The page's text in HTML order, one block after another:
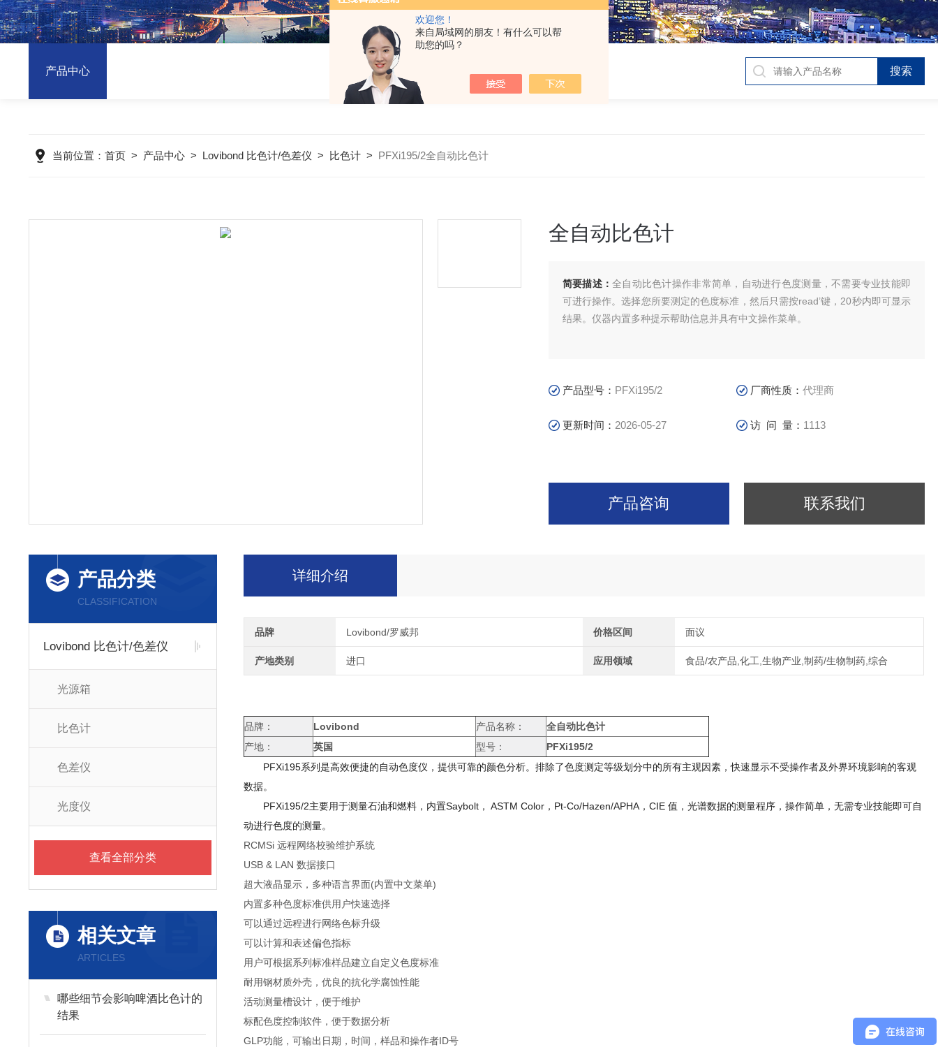
欢迎您！
来自局域网的朋友！有什么可以帮
助您的吗？
产品中心
当前位置： 首页> 产品中心> Lovibond 比色计/色差仪 > 比色计> PFXi195/2全自动比色计
全自动比色计
简要描述：全自动比色计操作非常简单，自动进行色度测量，不需要专业技能即
可进行操作。选择您所要测定的色度标准，然后只需按read’键，20秒内即可显示
结果。仪器内置多种提示帮助信息并具有中文操作菜单。
产品型号： PFXi195/2 厂商性质：代理商
更新时间： 2026-05-27 访 问 量： 1113
产品咨询 联系我们
产品分类
CLASSIFICATION
Lovibond 比色计/色差仪
光源箱
比色计
色差仪
光度仪
查看全部分类
相关文章
ARTICLES
哪些细节会影响啤酒比色计的
结果
详细介绍
品牌 Lovibond/罗威邦 价格区间 面议
产地类别 进口 应用领域 食品/农产品,化工,生物产业,制药/生物制药,综合
品牌： Lovibond 产品名称：
全自动比色计
产地：
英国 型号：
PFXi195/2
PFXi195系列是高效便捷的自动色度仪，提供可靠的颜色分析。排除了色度测定等级划分中的所有主观因素，快速显示不受操作者及外界环境影响的客观
数据。
PFXi195/2主要用于测量石油和燃料，内置Saybolt， ASTM Color，Pt-Co/Hazen/APHA，CIE 值，光谱数据的测量程序，操作简单，无需专业技能即可自
动进行色度的测量。
RCMSi 远程网络校验维护系统
USB & LAN 数据接口
超大液晶显示，多种语言界面(内置中文菜单)
内置多种色度标准供用户快速选择
可以通过远程进行网络色标升级
可以计算和表述偏色指标
用户可根据系列标准样品建立自定义色度标准
耐用钢材质外壳，优良的抗化学腐蚀性能
活动测量槽设计，便于维护
标配色度控制软件，便于数据分析
GLP功能，可输出日期，时间，样品和操作者ID号